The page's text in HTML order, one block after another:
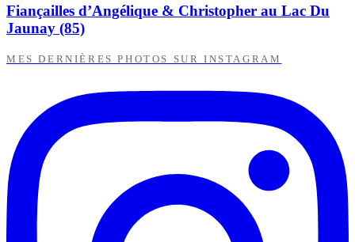
Fiançailles d’Angélique & Christopher au Lac Du
Jaunay (85)
MES DERNIÈRES PHOTOS SUR INSTAGRAM